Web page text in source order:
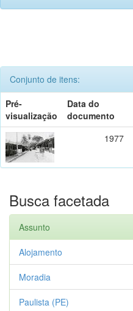
Conjunto de itens:
Pré-
visualização
Data do
documento
1977
Busca facetada
Assunto
Alojamento
Moradia
Paulista (PE)